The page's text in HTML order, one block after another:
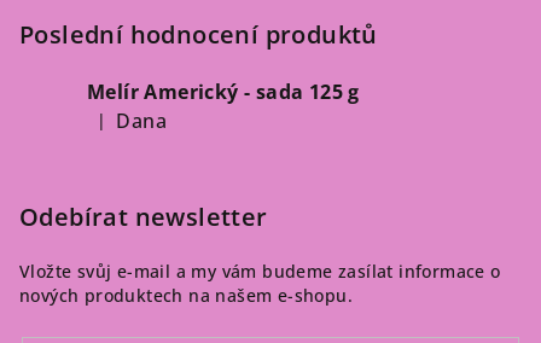
Poslední hodnocení produktů
Melír Americký - sada 125 g
Hodnocení produktu je 5 z 5 hvězdiček.
| Dana
Odebírat newsletter
Vložte svůj e-mail a my vám budeme zasílat informace o
nových produktech na našem e-shopu.